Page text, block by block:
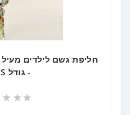
חליפת גשם לילדים
- גודל S צבע צהוב